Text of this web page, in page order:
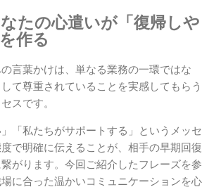
たの心遣いが「復帰しや
作る
言葉かけは、単なる業務の一環ではな
て尊重されていることを実感してもらう
スです。
」「私たちがサポートする」というメッセ
で明確に伝えることが、相手の早期回復
がります。今回ご紹介したフレーズを参
に合った温かいコミュニケーションを心